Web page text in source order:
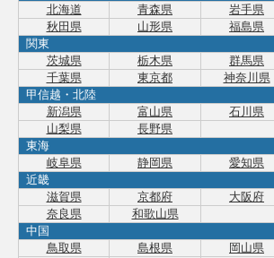
北海道
青森県 岩手県
秋田県
山形県
福島県
関東
茨城県
栃木県 群馬県
千葉県
東京都
神奈川県
甲信越・北陸
新潟県
富山県 石川県
山梨県
長野県
東海
岐阜県
静岡県 愛知県
近畿
滋賀県
京都府 大阪府
奈良県
和歌山県
中国
鳥取県
島根県 岡山県